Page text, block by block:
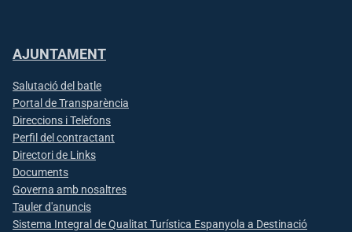
AJUNTAMENT
Salutació del batle
Portal de Transparència
Direccions i Telèfons
Perfil del contractant
Directori de Links
Documents
Governa amb nosaltres
Tauler d'anuncis
Sistema Integral de Qualitat Turística Espanyola a Destinació